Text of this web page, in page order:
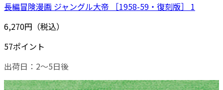
長編冒険漫画 ジャングル大帝 ［1958-59・復刻版］ 1
6,270円（税込）
57ポイント
出荷日：2～5日後